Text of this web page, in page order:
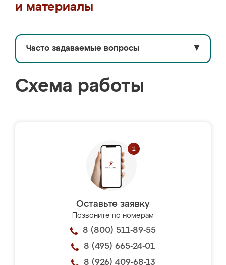
и материалы
Часто задаваемые вопросы ▼
Схема работы
Оставьте заявку
Позвоните по номерам
8 (800) 511-89-55
8 (495) 665-24-01
8 (926) 409-68-13